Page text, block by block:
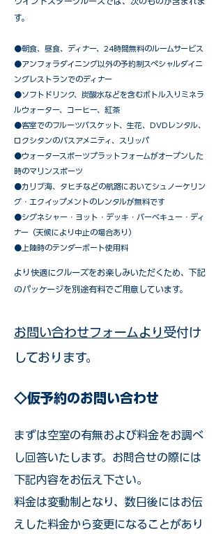
す。
●朝食、昼食、ディナー、24時間無料のルームサービス
​●アンフォラダイニング以外の予約制スペシャルダイニ
ングレストランでのディナー
●ソフトドリンク、炭酸水などを含むボトル入りミネラ
ルウォーター、コーヒー、紅茶
●客室でのフルーツバスケット、生花、DVDレンタル、
ロクシタンのバスアメニティ、スリッパ
●ウォータースポーツプラットフォームがオープンした
時のマリンスポーツ
●カリブ海、タヒチなどの航路においてシュノーケリン
グ・エクイップメントのレンタルが無料です
​●シグネシャー・ヨット・デッキ・バーベキュー・ディ
ナー（天候により中止の場合あり）
●上陸時のテンダーボート使用料
​より快適にクルーズをお楽しみいただくため、下記
のパッケージを別途有料でご用意しています。​
お問い合わせフォームより 受付け
しております。
◇仮予約のお問い合わせ
まずは空室の有無および料金をお調べ
し回答いたします。お問合せの際には
下記内容をお伝え下さい。
料金は変動制となり、数日後にはお伝
えした料金から変更になることがあり